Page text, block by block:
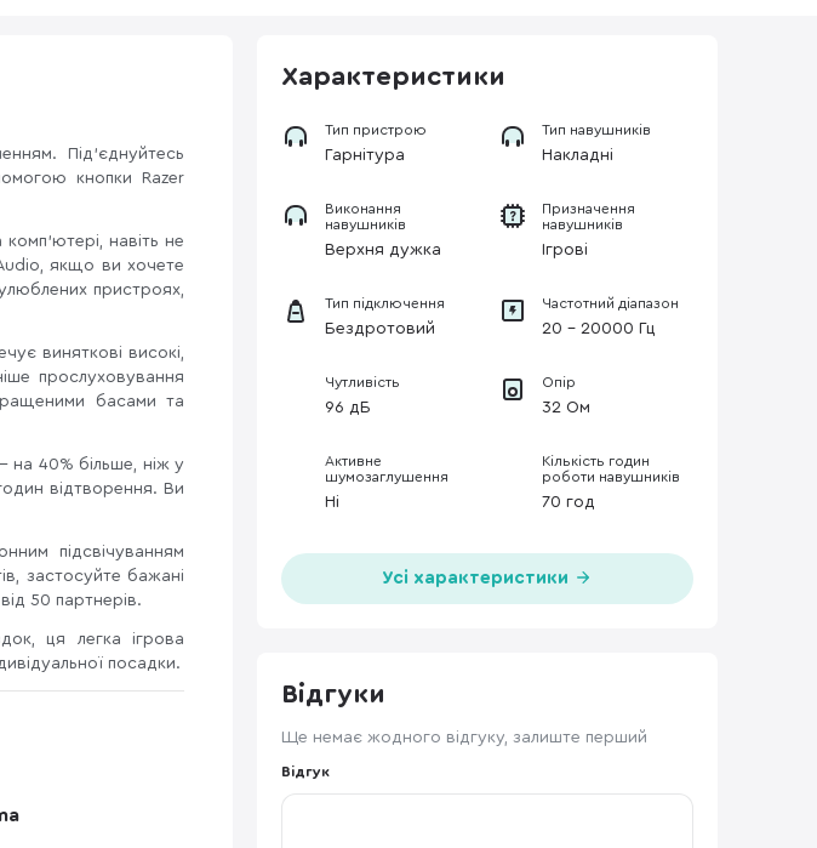
Під'єднуйтесь
кнопки Razer
навіть не
якщо ви хочете
пристроях,
виняткові високі,
прослуховування
басами та
40% більше, ніж у
відтворення. Ви
підсвічуванням
застосуйте бажані
50 партнерів.
ця легка ігрова
посадки.
Характеристики
Тип пристрою
Гарнітура
Тип навушників
Накладні
Виконання
навушників
Верхня дужка
Призначення
навушників
Ігрові
Тип підключення
Бездротовий
Частотний діапазон
20 - 20000 Гц
Чутливість
96 дБ
Опір
32 Ом
Активне
шумозаглушення
Ні
Кількість годин
роботи навушників
70 год
Усі характеристики
Відгуки
Ще немає жодного відгуку, залиште перший
Відгук